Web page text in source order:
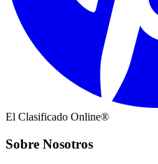
El Clasificado Online®
Sobre Nosotros